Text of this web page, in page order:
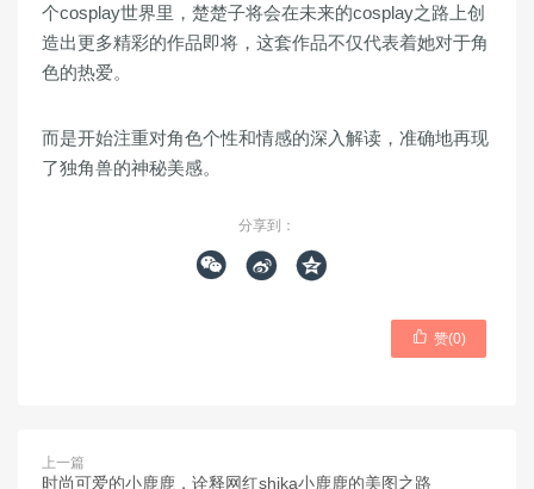
个cosplay世界里，楚楚子将会在未来的cosplay之路上创
造出更多精彩的作品即将，这套作品不仅代表着她对于角
色的热爱。
而是开始注重对角色个性和情感的深入解读，准确地再现
了独角兽的神秘美感。
分享到：
  
 赞(0)
上一篇
时尚可爱的小鹿鹿，诠释网红shika小鹿鹿的美图之路